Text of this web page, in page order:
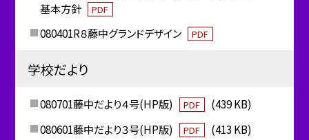
基本方針
PDF
080401R８藤中グランドデザイン PDF
学校だより
080701藤中だより４号(HP版) PDF
(439 KB)
080601藤中だより３号(HP版)
PDF
(413 KB)